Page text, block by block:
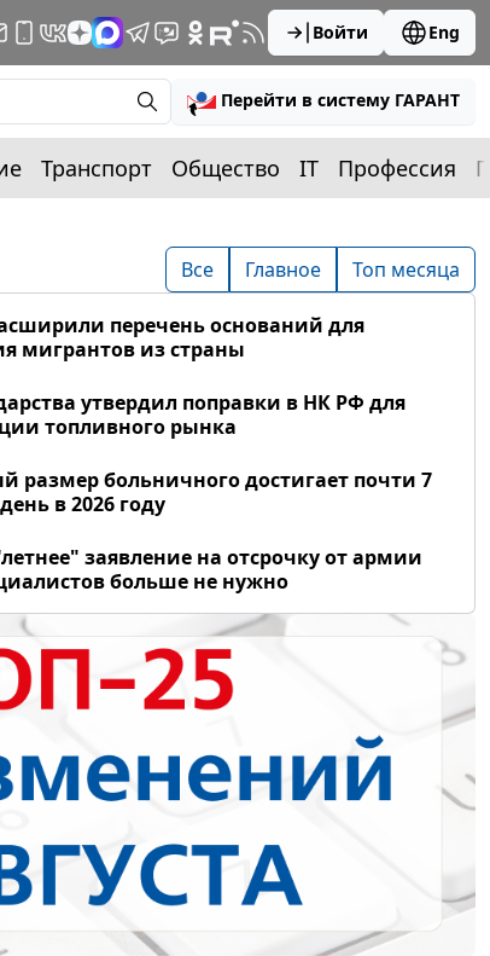
Войти Eng
Перейти в систему ГАРАНТ
Транспорт Общество IT Профессия
Все Главное Топ месяца
перечень оснований для
мигрантов из страны
утвердил поправки в НК РФ для
топливного рынка
размер больничного достигает почти 7
в 2026 году
заявление на отсрочку от армии
больше не нужно